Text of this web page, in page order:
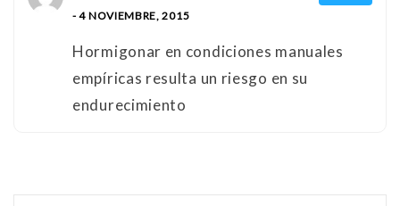
- 4 NOVIEMBRE, 2015
Hormigonar en condiciones manuales
empíricas resulta un riesgo en su
endurecimiento